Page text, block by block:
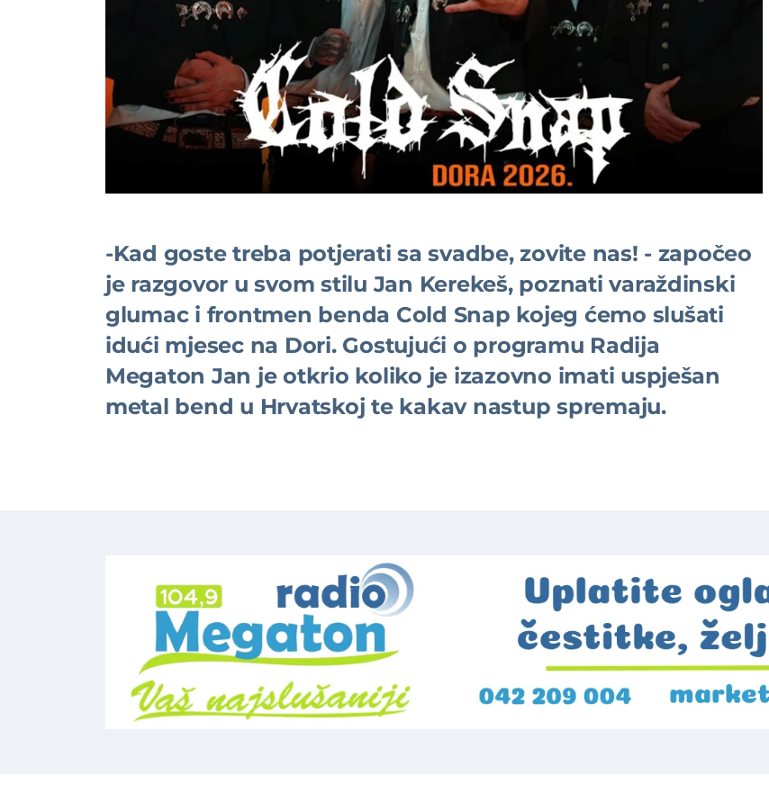
-Kad goste treba potjerati sa svadbe, zovite nas! - započeo
je razgovor u svom stilu Jan Kerekeš, poznati varaždinski
glumac i frontmen benda Cold Snap kojeg ćemo slušati
idući mjesec na Dori. Gostujući o programu Radija
Megaton Jan je otkrio koliko je izazovno imati uspješan
metal bend u Hrvatskoj te kakav nastup spremaju.